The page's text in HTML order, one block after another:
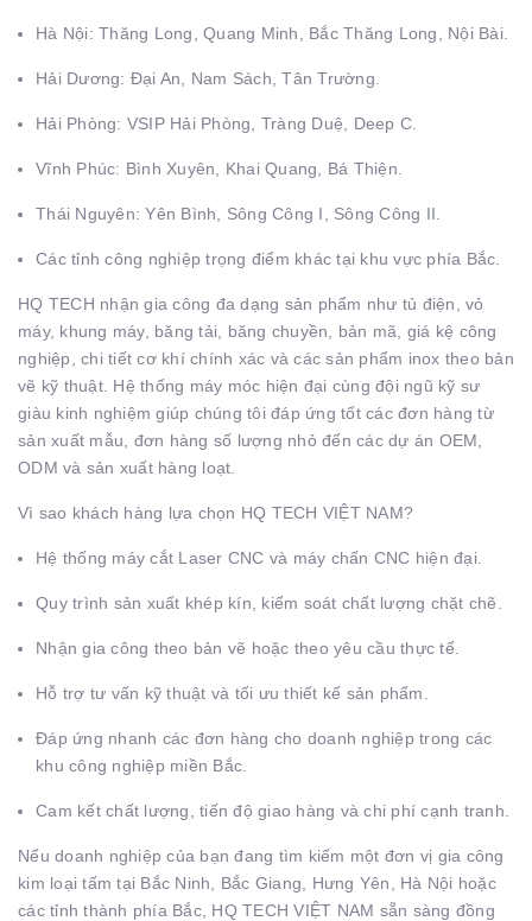
Hà Nội: Thăng Long, Quang Minh, Bắc Thăng Long, Nội Bài.
Hải Dương: Đại An, Nam Sách, Tân Trường.
Hải Phòng: VSIP Hải Phòng, Tràng Duệ, Deep C.
Vĩnh Phúc: Bình Xuyên, Khai Quang, Bá Thiện.
Thái Nguyên: Yên Bình, Sông Công I, Sông Công II.
Các tỉnh công nghiệp trọng điểm khác tại khu vực phía Bắc.
HQ TECH nhận gia công đa dạng sản phẩm như tủ điện, vỏ
máy, khung máy, băng tải, băng chuyền, bản mã, giá kệ công
nghiệp, chi tiết cơ khí chính xác và các sản phẩm inox theo bản
vẽ kỹ thuật. Hệ thống máy móc hiện đại cùng đội ngũ kỹ sư
giàu kinh nghiệm giúp chúng tôi đáp ứng tốt các đơn hàng từ
sản xuất mẫu, đơn hàng số lượng nhỏ đến các dự án OEM,
ODM và sản xuất hàng loạt.
Vì sao khách hàng lựa chọn HQ TECH VIỆT NAM?
Hệ thống máy cắt Laser CNC và máy chấn CNC hiện đại.
Quy trình sản xuất khép kín, kiểm soát chất lượng chặt chẽ.
Nhận gia công theo bản vẽ hoặc theo yêu cầu thực tế.
Hỗ trợ tư vấn kỹ thuật và tối ưu thiết kế sản phẩm.
Đáp ứng nhanh các đơn hàng cho doanh nghiệp trong các
khu công nghiệp miền Bắc.
Cam kết chất lượng, tiến độ giao hàng và chi phí cạnh tranh.
Nếu doanh nghiệp của bạn đang tìm kiếm một đơn vị gia công
kim loại tấm tại Bắc Ninh, Bắc Giang, Hưng Yên, Hà Nội hoặc
các tỉnh thành phía Bắc, HQ TECH VIỆT NAM sẵn sàng đồng